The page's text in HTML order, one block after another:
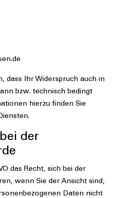
dass Ihr Widerspruch auch in
bzw. technisch bedingt
hierzu finden Sie
der
das Recht, sich bei der
wenn Sie der Ansicht sind,
Daten nicht